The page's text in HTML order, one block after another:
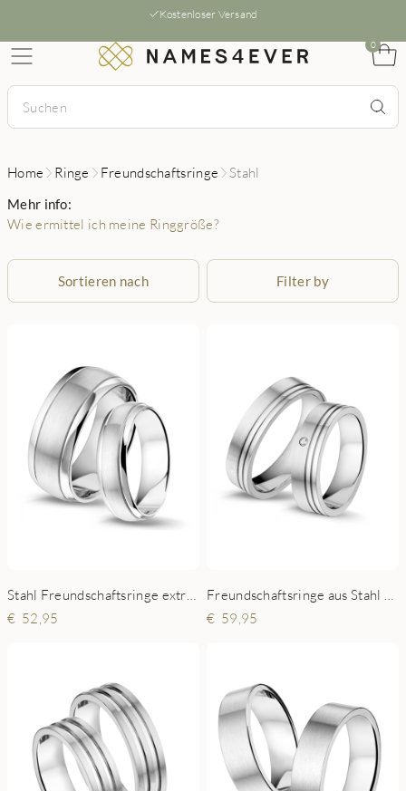
Kostenloser Versand
0
Home Ringe Freundschaftsringe
Stahl
Mehr info:
Wie ermittel ich meine Ringgröße?
Sortieren nach Filter by
52,95
59,95